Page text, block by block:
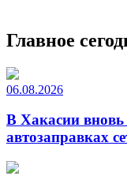
Главное
06.08.2026
В Хакасии вновь
автозаправках